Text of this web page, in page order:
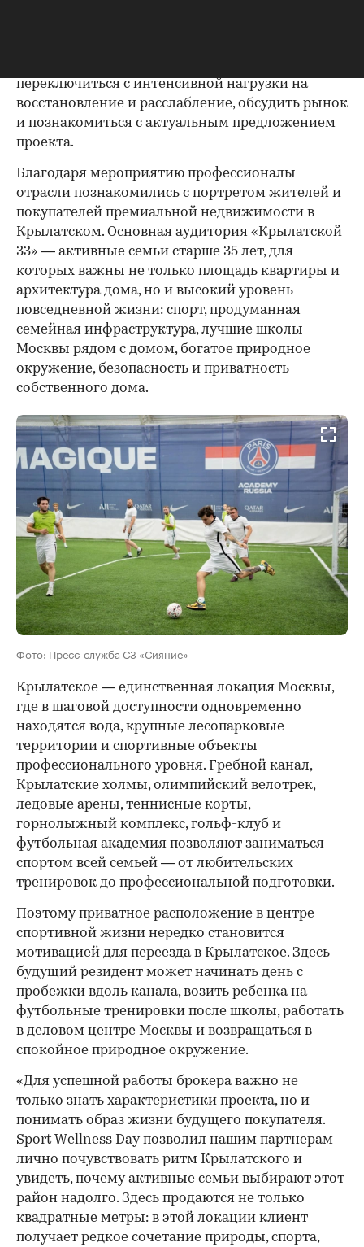
переключиться с интенсивной нагрузки на
восстановление и расслабление, обсудить рынок
и познакомиться с актуальным предложением
проекта.
Благодаря мероприятию профессионалы
отрасли познакомились с портретом жителей и
покупателей премиальной недвижимости в
Крылатском. Основная аудитория «Крылатской
33» — активные семьи старше 35 лет, для
которых важны не только площадь квартиры и
архитектура дома, но и высокий уровень
повседневной жизни: спорт, продуманная
семейная инфраструктура, лучшие школы
Москвы рядом с домом, богатое природное
окружение, безопасность и приватность
собственного дома.
Фото: Пресс-служба СЗ «Сияние»
Крылатское — единственная локация Москвы,
где в шаговой доступности одновременно
находятся вода, крупные лесопарковые
территории и спортивные объекты
профессионального уровня. Гребной канал,
Крылатские холмы, олимпийский велотрек,
ледовые арены, теннисные корты,
горнолыжный комплекс, гольф-клуб и
футбольная академия позволяют заниматься
спортом всей семьей — от любительских
тренировок до профессиональной подготовки.
Поэтому приватное расположение в центре
спортивной жизни нередко становится
мотивацией для переезда в Крылатское. Здесь
будущий резидент может начинать день с
пробежки вдоль канала, возить ребенка на
футбольные тренировки после школы, работать
в деловом центре Москвы и возвращаться в
спокойное природное окружение.
«Для успешной работы брокера важно не
только знать характеристики проекта, но и
понимать образ жизни будущего покупателя.
Sport Wellness Day позволил нашим партнерам
лично почувствовать ритм Крылатского и
увидеть, почему активные семьи выбирают этот
район надолго. Здесь продаются не только
квадратные метры: в этой локации клиент
получает редкое сочетание природы, спорта,